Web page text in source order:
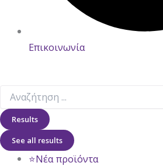
Επικοινωνία
Results
See all results
⭐Νέα προϊόντα